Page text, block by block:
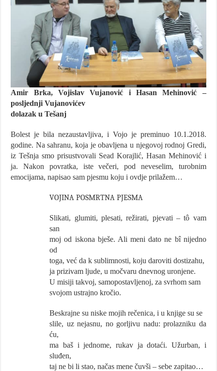
Amir Brka, Vojislav Vujanović i Hasan Mehinović –
posljednji Vujanovićev
dolazak u Tešanj
Bolest je bila nezaustavljiva, i Vojo je preminuo 10.1.2018.
godine. Na sahranu, koja je obavljena u njegovoj rodnoj Gredi,
iz Tešnja smo prisustvovali Sead Korajlić, Hasan Mehinović i
ja. Nakon povratka, iste večeri, pod neveselim, turobnim
emocijama, napisao sam pjesmu koju i ovdje prilažem…
VOJINA POSMRTNA PJESMA
Slikati, glumiti, plesati, režirati, pjevati – tô vam
san
moj od iskona bješe. Ali meni dato ne bî nijedno
od
toga, već da k sublimnosti, koju daroviti dostizahu,
ja prizivam ljude, u močvaru dnevnog uronjene.
U misiji takvoj, samopostavljenoj, za svrhom sam
svojom ustrajno kročio.
Beskrajne su niske mojih rečenica, i u knjige su se
slile, uz nejasnu, no gorljivu nadu: prolazniku da
ću,
ma baš i jednome, rukav ja dotaći. Užurban, i
sluđen,
taj ne bi li stao, načas mene čuvši – sebe zapitao…